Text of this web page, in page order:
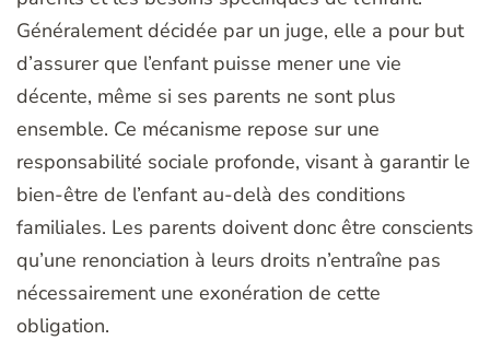
Généralement décidée par un juge, elle a pour but
d’assurer que l’enfant puisse mener une vie
décente, même si ses parents ne sont plus
ensemble. Ce mécanisme repose sur une
responsabilité sociale profonde, visant à garantir le
bien-être de l’enfant au-delà des conditions
familiales. Les parents doivent donc être conscients
qu’une renonciation à leurs droits n’entraîne pas
nécessairement une exonération de cette
obligation.